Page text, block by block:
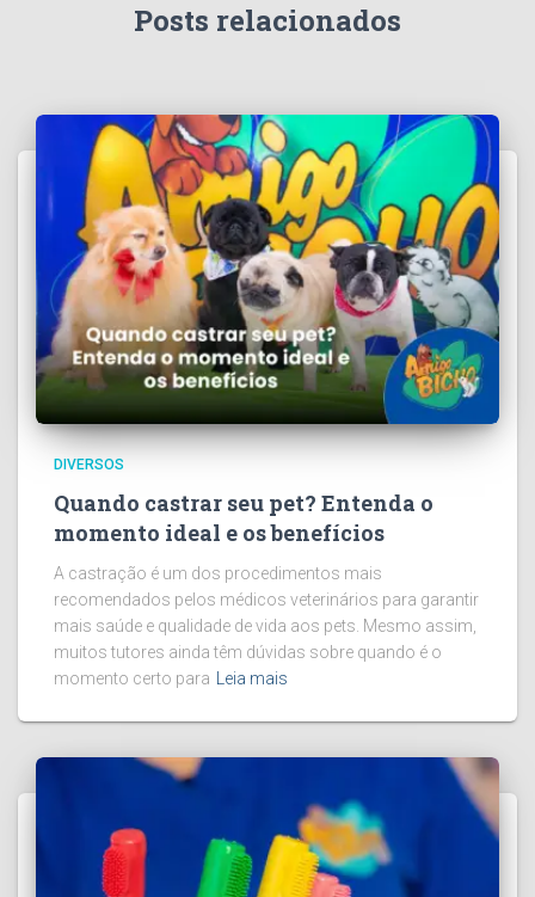
Posts relacionados
DIVERSOS
Quando castrar seu pet? Entenda o
momento ideal e os benefícios
A castração é um dos procedimentos mais
recomendados pelos médicos veterinários para garantir
mais saúde e qualidade de vida aos pets. Mesmo assim,
muitos tutores ainda têm dúvidas sobre quando é o
momento certo para
Leia mais